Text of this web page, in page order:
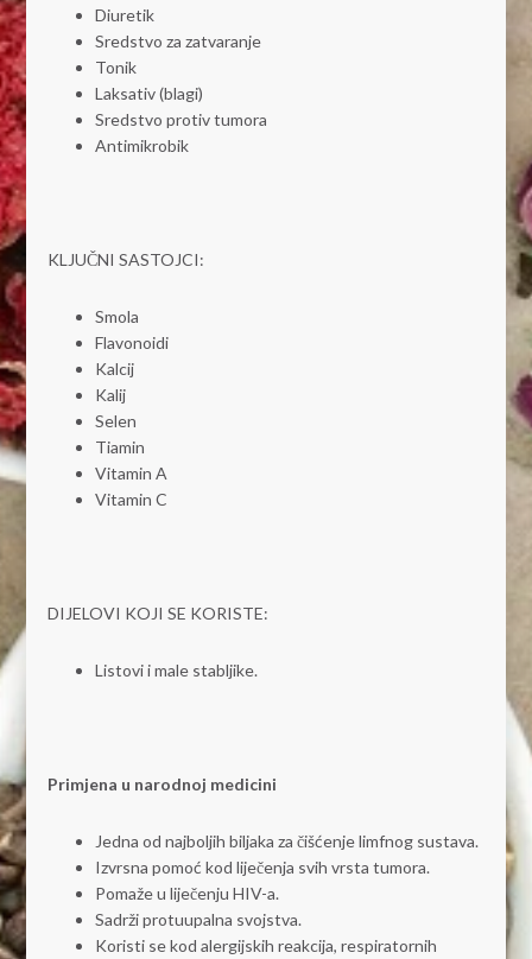
Diuretik
Sredstvo za zatvaranje
Tonik
Laksativ (blagi)
Sredstvo protiv tumora
Antimikrobik
KLJUČNI SASTOJCI:
Smola
Flavonoidi
Kalcij
Kalij
Selen
Tiamin
Vitamin A
Vitamin C
DIJELOVI KOJI SE KORISTE:
Listovi i male stabljike.
Primjena u narodnoj medicini
Jedna od najboljih biljaka za čišćenje limfnog sustava.
Izvrsna pomoć kod liječenja svih vrsta tumora.
Pomaže u liječenju HIV-a.
Sadrži protuupalna svojstva.
Koristi se kod alergijskih reakcija, respiratornih